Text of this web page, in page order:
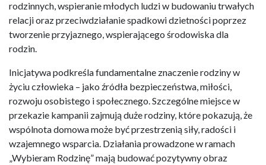
rodzinnych, wspieranie młodych ludzi w budowaniu trwałych
relacji oraz przeciwdziałanie spadkowi dzietności poprzez
tworzenie przyjaznego, wspierającego środowiska dla
rodzin.
Inicjatywa podkreśla fundamentalne znaczenie rodziny w
życiu człowieka – jako źródła bezpieczeństwa, miłości,
rozwoju osobistego i społecznego. Szczególne miejsce w
przekazie kampanii zajmują duże rodziny, które pokazują, że
wspólnota domowa może być przestrzenią siły, radości i
wzajemnego wsparcia. Działania prowadzone w ramach
„Wybieram Rodzinę” mają budować pozytywny obraz